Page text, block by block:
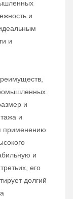
и
и
и
и
применению
и
его
долгий